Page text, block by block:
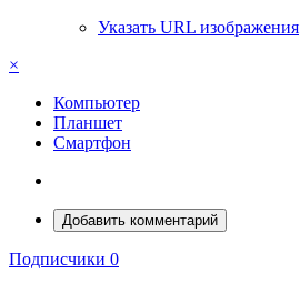
Указать URL изображения
×
Компьютер
Планшет
Смартфон
Добавить комментарий
Подписчики 0